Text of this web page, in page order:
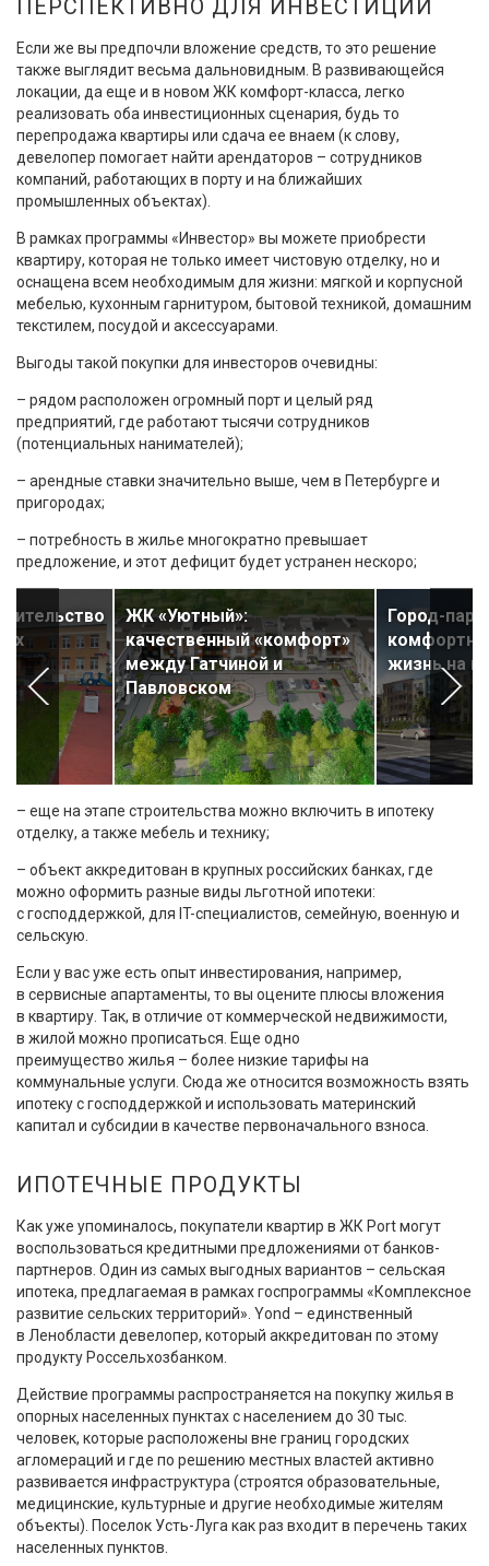
ПЕРСПЕКТИВНО ДЛЯ ИНВЕСТИЦИЙ
Если же вы предпочли вложение средств, то это решение
также выглядит весьма дальновидным. В развивающейся
локации, да еще и в новом ЖК комфорт-класса, легко
реализовать оба инвестиционных сценария, будь то
перепродажа квартиры или сдача ее внаем (к слову,
девелопер помогает найти арендаторов – сотрудников
компаний, работающих в порту и на ближайших
промышленных объектах).
В рамках программы «Инвестор» вы можете приобрести
квартиру, которая не только имеет чистовую отделку, но и
оснащена всем необходимым для жизни: мягкой и корпусной
мебелью, кухонным гарнитуром, бытовой техникой, домашним
текстилем, посудой и аксессуарами.
Выгоды такой покупки для инвесторов очевидны:
– рядом расположен огромный порт и целый ряд
предприятий, где работают тысячи сотрудников
(потенциальных нанимателей);
– арендные ставки значительно выше, чем в Петербурге и
пригородах;
– потребность в жилье многократно превышает
предложение, и этот дефицит будет устранен нескоро;
ЖК «Уютный»:
качественный «комфорт»
между Гатчиной и
Павловском
Город-
жизнь на
– еще на этапе строительства можно включить в ипотеку
отделку, а также мебель и технику;
– объект аккредитован в крупных российских банках, где
можно оформить разные виды льготной ипотеки:
с господдержкой, для IT-специалистов, семейную, военную и
сельскую.
Если у вас уже есть опыт инвестирования, например,
в сервисные апартаменты, то вы оцените плюсы вложения
в квартиру. Так, в отличие от коммерческой недвижимости,
в жилой можно прописаться. Еще одно
преимущество жилья – более низкие тарифы на
коммунальные услуги. Сюда же относится возможность взять
ипотеку с господдержкой и использовать материнский
капитал и субсидии в качестве первоначального взноса.
ИПОТЕЧНЫЕ ПРОДУКТЫ
Как уже упоминалось, покупатели квартир в ЖК Port могут
воспользоваться кредитными предложениями от банков-
партнеров. Один из самых выгодных вариантов – сельская
ипотека, предлагаемая в рамках госпрограммы «Комплексное
развитие сельских территорий». Yond – единственный
в Ленобласти девелопер, который аккредитован по этому
продукту Россельхозбанком.
Действие программы распространяется на покупку жилья в
опорных населенных пунктах с населением до 30 тыс.
человек, которые расположены вне границ городских
агломераций и где по решению местных властей активно
развивается инфраструктура (строятся образовательные,
медицинские, культурные и другие необходимые жителям
объекты). Поселок Усть-Луга как раз входит в перечень таких
населенных пунктов.